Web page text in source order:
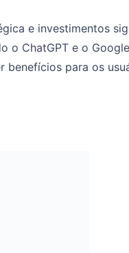
e investimentos
o ChatGPT e o
benefícios para os